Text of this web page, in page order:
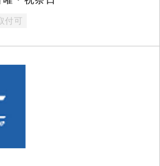
付可